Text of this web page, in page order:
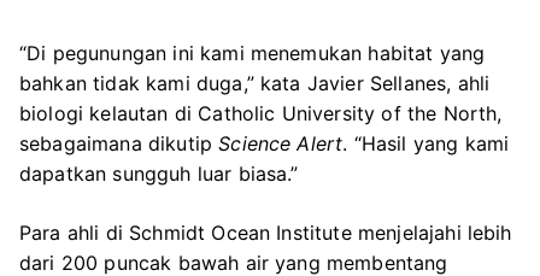
“Di pegunungan ini kami menemukan habitat yang
bahkan tidak kami duga,” kata Javier Sellanes, ahli
biologi kelautan di Catholic University of the North,
sebagaimana dikutipScience Alert. “Hasil yang kami
dapatkan sungguh luar biasa.”
Para ahli di Schmidt Ocean Institute menjelajahi lebih
dari 200 puncak bawah air yang membentang